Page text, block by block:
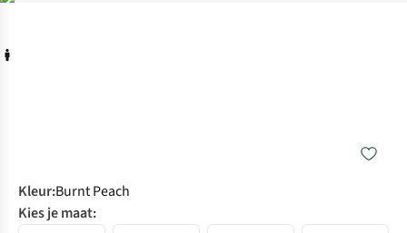
Kleur:Burnt Peach
Kies je maat: